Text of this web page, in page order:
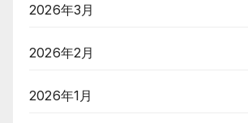
2026年3月
2026年2月
2026年1月